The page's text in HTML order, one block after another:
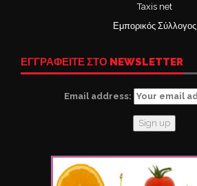
Taxis net
Εμπορικός Σύλλογος
ΕΓΓΡΑΦΕΙΤΕ ΣΤΟ NEWSLETTER
Email address: